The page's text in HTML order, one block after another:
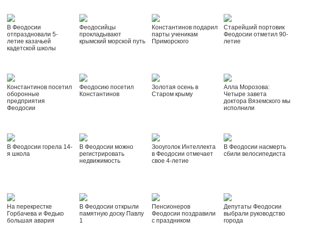
В Феодосии
отпраздновали 5-
летие казачьей
кадетской школы
Феодосийцы
прокладывают
крымский морской путь
Константинов подарил
парты ученикам
Приморского
Старейший портовик
Феодосии отметил 90-
летие
Константинов посетил
оборонные
предприятия
Феодосии
Феодосию посетил
Константинов
Золотая осень в
Старом крыму
Алла Морозова:
Четыре завета
доктора Вяземского мы
исполнили
В Феодосии горела 14-
я школа
В Феодосии можно
регистрировать
недвижимость
Зооуголок Интеллекта
в Феодосии отмечает
свое 4-летие
В Феодосии насмерть
сбили велосипедиста
На перекрестке
Горбачева и Федько
большая авария
В Феодосии открыли
памятную доску Павлу
1
Пенсионеров
Феодосии поздравили
с праздником
Депутаты Феодосии
выбрали руководство
города